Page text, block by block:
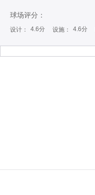
球场评分：
设计： 4.6分 设施： 4.6分